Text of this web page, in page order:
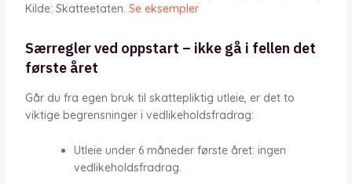
Kilde: Skatteetaten. Se eksempler
Særregler ved oppstart – ikke gå i fellen det
første året
Går du fra egen bruk til skattepliktig utleie, er det to
viktige begrensninger i vedlikeholdsfradrag:
Utleie under 6 måneder første året: ingen
vedlikeholdsfradrag.